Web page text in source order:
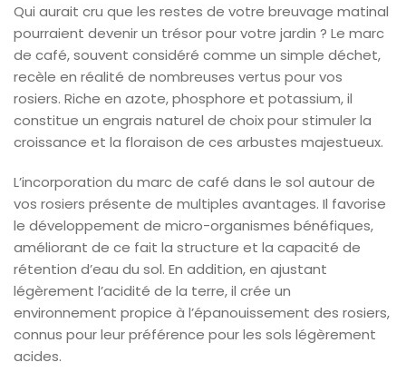
Qui aurait cru que les restes de votre breuvage matinal
pourraient devenir un trésor pour votre jardin ? Le marc
de café, souvent considéré comme un simple déchet,
recèle en réalité de nombreuses vertus pour vos
rosiers. Riche en azote, phosphore et potassium, il
constitue un engrais naturel de choix pour stimuler la
croissance et la floraison de ces arbustes majestueux.
L’incorporation du marc de café dans le sol autour de
vos rosiers présente de multiples avantages. Il favorise
le développement de micro-organismes bénéfiques,
améliorant de ce fait la structure et la capacité de
rétention d’eau du sol. En addition, en ajustant
légèrement l’acidité de la terre, il crée un
environnement propice à l’épanouissement des rosiers,
connus pour leur préférence pour les sols légèrement
acides.